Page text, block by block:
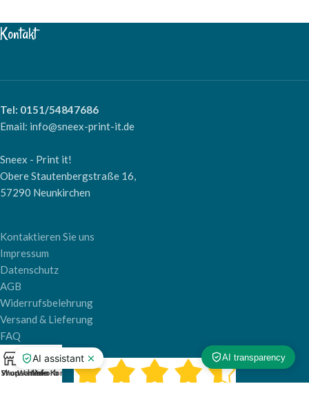
Kontakt
Tel: 0151/54847686
Email: info@sneex-print-it.de
Sneex - Print it!
Obere Stautenbergstraße 16,
57290 Neunkirchen
Kontaktieren Sie uns
Impressum
Datenschutz
AGB
Widerrufsbelehrung
Versand & Lieferung
FAQ
Shop
Wunschliste
0
Warenkorb
Mein Konto